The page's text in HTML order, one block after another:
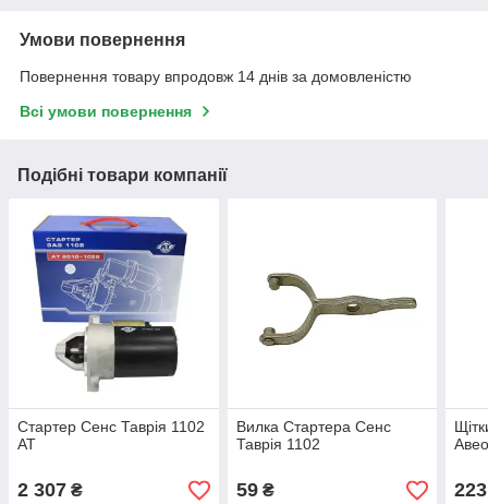
Умови повернення
Повернення товару впродовж 14 днів за домовленістю
Всі умови повернення
Подібні товари компанії
Стартер Сенс Таврія 1102
АТ
2 307 ₴
Вилка Стартера Сенс
Таврія 1102
59₴ 223